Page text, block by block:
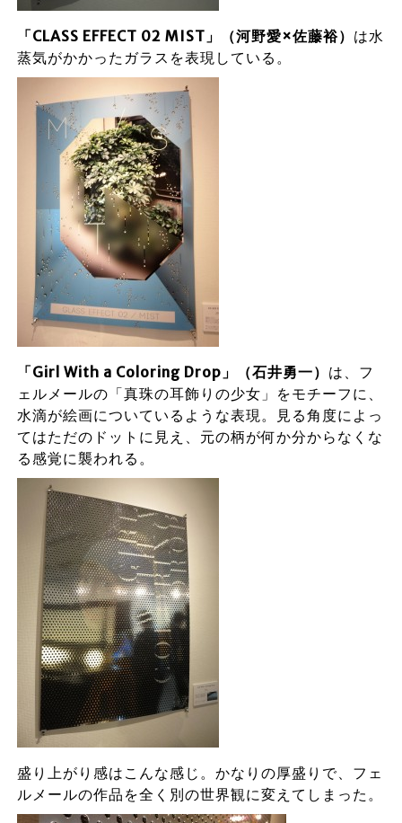
「CLASS EFFECT 02 MIST」（河野愛×佐藤裕） は水
蒸気がかかったガラスを表現している。
「Girl With a Coloring Drop」（石井勇一） は、フ
ェルメールの「真珠の耳飾りの少女」をモチーフに、
水滴が絵画についているような表現。見る角度によっ
てはただのドットに見え、元の柄が何か分からなくな
る感覚に襲われる。
盛り上がり感はこんな感じ。かなりの厚盛りで、フェ
ルメールの作品を全く別の世界観に変えてしまった。